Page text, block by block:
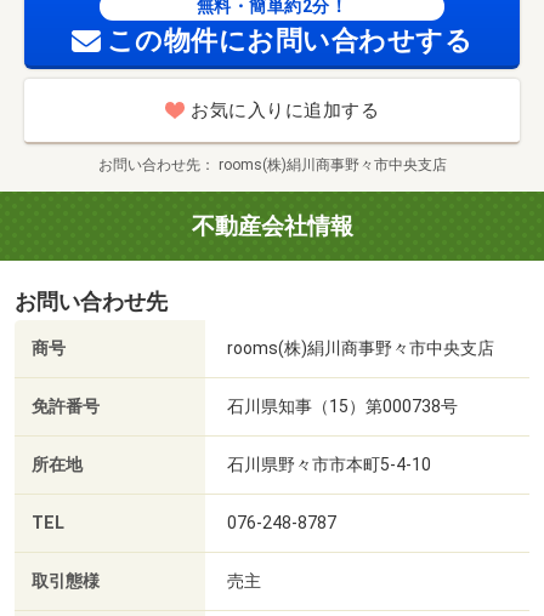
無料・簡単約2分！
この物件にお問い合わせする
お気に入りに追加する
お問い合わせ先 rooms(株)絹川商事野々市中央支店
不動産会社情報
お問い合わせ先
商号 rooms(株)絹川商事野々市中央支店
免許番号 石川県知事（15）第000738号
所在地 石川県野々市市本町5-4-10
TEL 076-248-8787
取引態様 売主